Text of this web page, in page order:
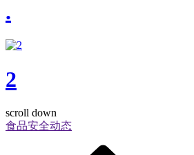
.
2
scroll down
食品安全动态